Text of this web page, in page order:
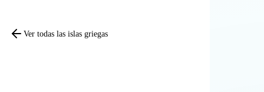
Ver todas las islas griegas